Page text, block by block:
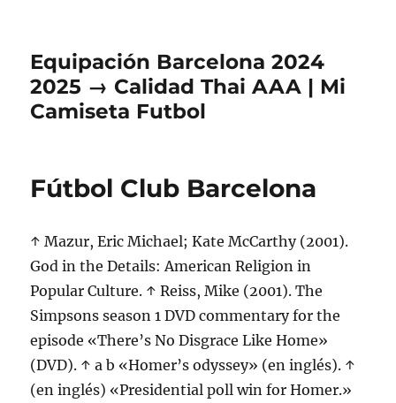
Equipación Barcelona 2024
2025 → Calidad Thai AAA | Mi
Camiseta Futbol
Fútbol Club Barcelona
↑ Mazur, Eric Michael; Kate McCarthy (2001).
God in the Details: American Religion in
Popular Culture. ↑ Reiss, Mike (2001). The
Simpsons season 1 DVD commentary for the
episode «There’s No Disgrace Like Home»
(DVD). ↑ a b «Homer’s odyssey» (en inglés). ↑
(en inglés) «Presidential poll win for Homer.»